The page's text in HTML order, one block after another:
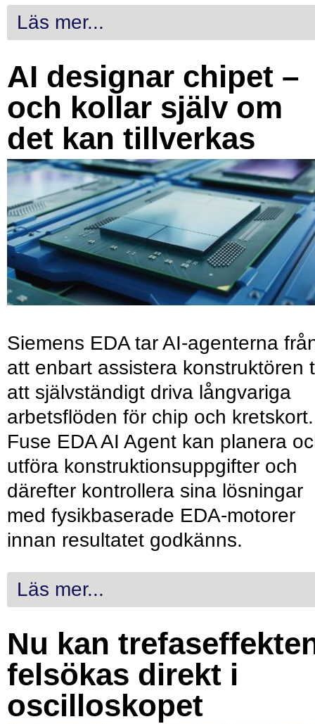
Läs mer...
AI designar chipet –
och kollar själv om
det kan tillverkas
Siemens EDA tar AI-agenterna
att enbart assistera konstruktören
att självständigt driva långvariga
arbetsflöden för chip och kretskort.
Fuse EDA AI Agent kan planera
utföra konstruktionsuppgifter och
därefter kontrollera sina lösningar
med fysikbaserade EDA-motorer
innan resultatet godkänns.
Läs mer...
Nu kan
felsökas direkt i
oscilloskopet